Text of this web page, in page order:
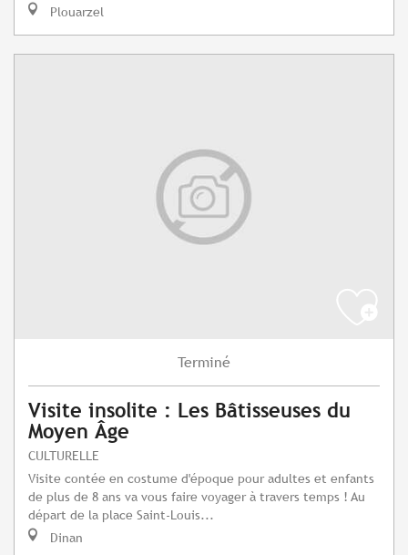
Plouarzel
Terminé
Visite insolite : Les Bâtisseuses du
Moyen Âge
CULTURELLE
Visite contée en costume d'époque pour adultes et enfants
de plus de 8 ans va vous faire voyager à travers temps ! Au
départ de la place Saint-Louis...
Dinan